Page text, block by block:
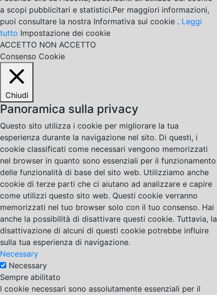
a scopi pubblicitari e statistici.Per maggiori informazioni,
puoi consultare la nostra Informativa sui cookie . Leggi
tutto Impostazione dei cookie
ACCETTO NON ACCETTO
Consenso Cookie
Chiudi
Panoramica sulla privacy
Questo sito utilizza i cookie per migliorare la tua
esperienza durante la navigazione nel sito. Di questi, i
cookie classificati come necessari vengono memorizzati
nel browser in quanto sono essenziali per il funzionamento
delle funzionalità di base del sito web. Utilizziamo anche
cookie di terze parti che ci aiutano ad analizzare e capire
come utilizzi questo sito web. Questi cookie verranno
memorizzati nel tuo browser solo con il tuo consenso. Hai
anche la possibilità di disattivare questi cookie. Tuttavia, la
disattivazione di alcuni di questi cookie potrebbe influire
sulla tua esperienza di navigazione.
Necessary
Necessary
Sempre abilitato
I cookie necessari sono assolutamente essenziali per il